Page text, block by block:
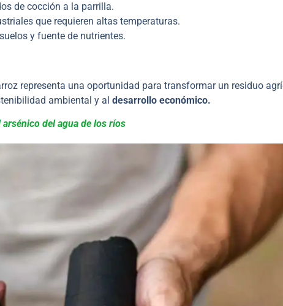
de cocción a la parrilla.
que requieren altas temperaturas.
y fuente de nutrientes.
representa una oportunidad para transformar un residuo
ambiental y al desarrollo económico.
del agua de los ríos